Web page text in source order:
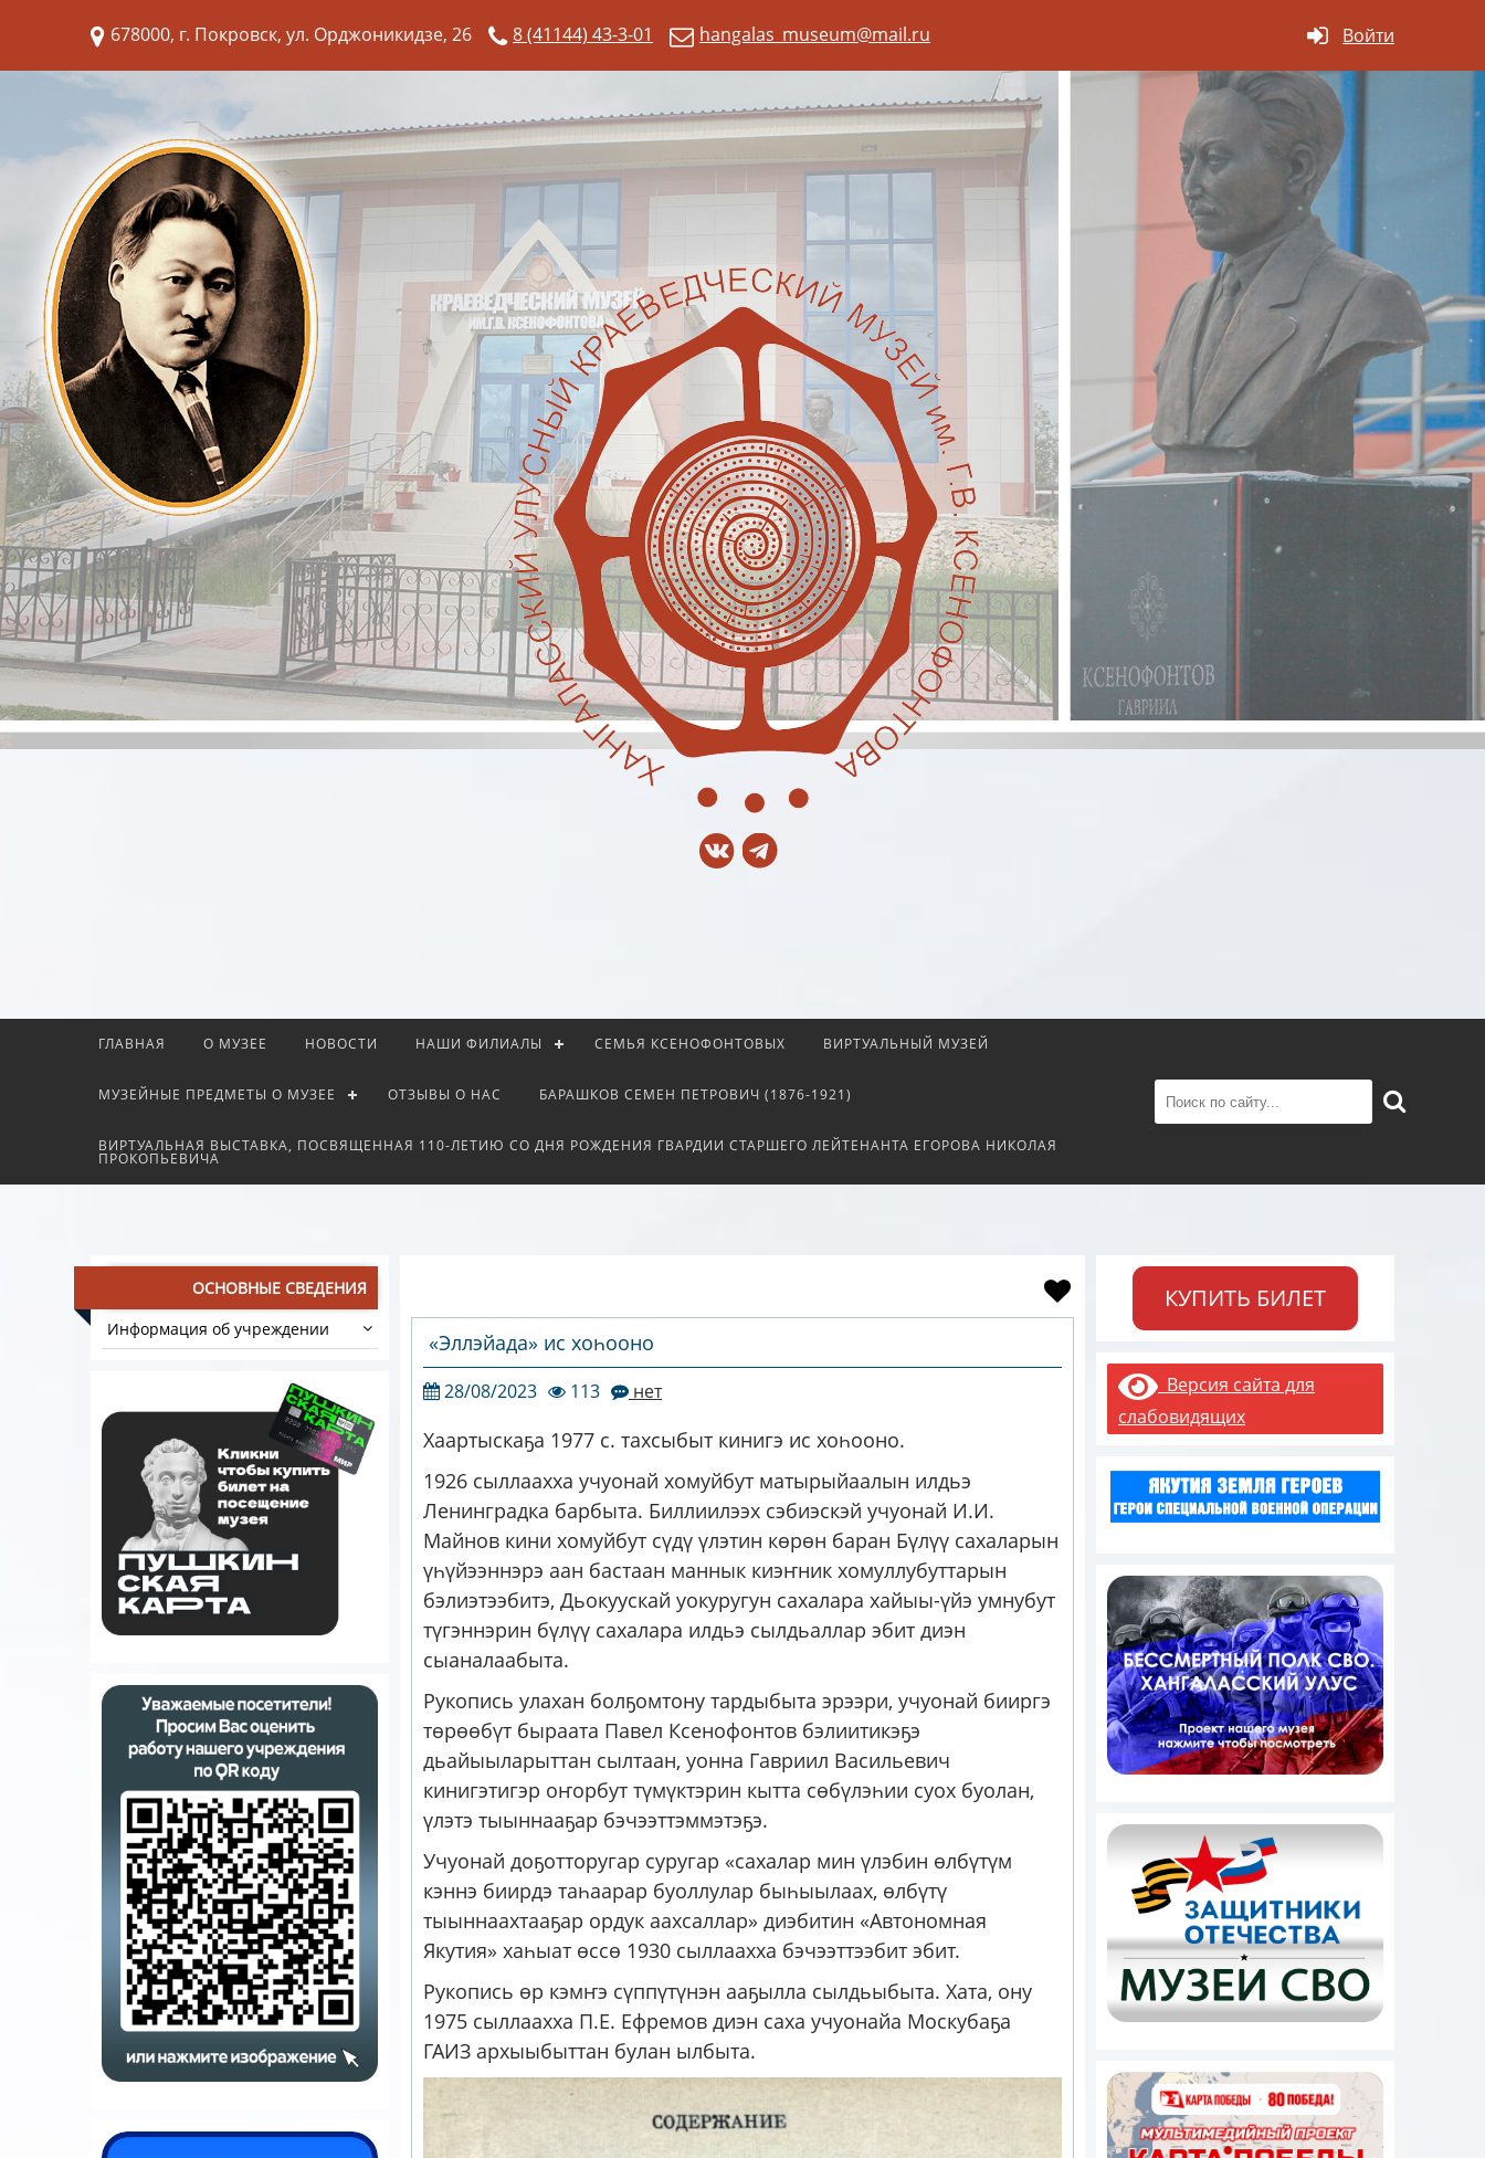
678000, г. Покровск, ул. Орджоникидзе, 26 8 (41144) 43-3-01 hangalas_museum@mail.ru Войти
ГЛАВНАЯ О МУЗЕЕ НОВОСТИ НАШИ ФИЛИАЛЫ СЕМЬЯ КСЕНОФОНТОВЫХ ВИРТУАЛЬНЫЙ МУЗЕЙ
МУЗЕЙНЫЕ ПРЕДМЕТЫ О МУЗЕЕ ОТЗЫВЫ О НАС БАРАШКОВ СЕМЕН ПЕТРОВИЧ (1876-1921)
ВИРТУАЛЬНАЯ ВЫСТАВКА, ПОСВЯЩЕННАЯ 110-ЛЕТИЮ СО ДНЯ РОЖДЕНИЯ ГВАРДИИ СТАРШЕГО ЛЕЙТЕНАНТА ЕГОРОВА НИКОЛАЯ
ПРОКОПЬЕВИЧА
ОСНОВНЫЕ СВЕДЕНИЯ
Информация об учреждении
«Эллэйада» ис хоһооно
28/08/2023 113 нет
Хаартыскаҕа 1977 с. тахсыбыт кинигэ ис хоһооно.
1926 сыллаахха учуонай хомуйбут матырыйаалын илдьэ
Ленинградка барбыта. Биллиилээх сэбиэскэй учуонай И.И.
Майнов кини хомуйбут сүдү үлэтин көрөн баран Бүлүү сахаларын
үһүйээннэрэ аан бастаан маннык киэҥник хомуллубуттарын
бэлиэтээбитэ, Дьокуускай уокуругун сахалара хайыы-үйэ умнубут
түгэннэрин бүлүү сахалара илдьэ сылдьаллар эбит диэн
сыаналаабыта.
Рукопись улахан болҕомтону тардыбыта эрээри, учуонай бииргэ
төрөөбүт быраата Павел Ксенофонтов бэлиитикэҕэ
дьайыыларыттан сылтаан, уонна Гавриил Васильевич
кинигэтигэр оҥорбут түмүктэрин кытта сөбүлэһии суох буолан,
үлэтэ тыыннааҕар бэчээттэммэтэҕэ.
Учуонай доҕотторугар суругар «сахалар мин үлэбин өлбүтүм
кэннэ биирдэ таһаарар буоллулар быһыылаах, өлбүтү
тыыннаахтааҕар ордук аахсаллар» диэбитин «Автономная
Якутия» хаһыат өссө 1930 сыллаахха бэчээттээбит эбит.
Рукопись өр кэмҥэ сүппүтүнэн ааҕылла сылдьыбыта. Хата, ону
1975 сыллаахха П.Е. Ефремов диэн саха учуонайа Москубаҕа
ГАИЗ архыыбыттан булан ылбыта.
КУПИТЬ БИЛЕТ
Версия сайта для
слабовидящих